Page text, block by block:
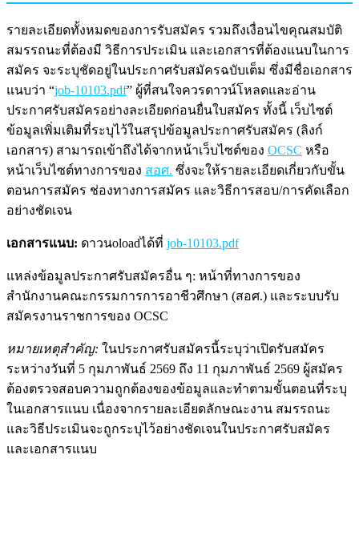
รายละเอียดทั้งหมดของการรับสมัคร รวมถึงเงื่อนไขคุณสมบัติ
สมรรถนะที่ต้องมี วิธีการประเมิน และเอกสารที่ต้องแนบในการ
สมัคร จะระบุชัดอยู่ในประกาศรับสมัครฉบับเต็ม ซึ่งมีชื่อเอกสาร
แนบว่า “job-10103.pdf” ผู้ที่สนใจควรดาวน์โหลดและอ่าน
ประกาศรับสมัครอย่างละเอียดก่อนยื่นใบสมัคร ทั้งนี้ เว็บไซต์
ข้อมูลเพิ่มเติมที่ระบุไว้ในสรุปข้อมูลประกาศรับสมัคร (ลิงก์
เอกสาร) สามารถเข้าถึงได้จากหน้าเว็บไซต์ของ OCSC หรือ
หน้าเว็บไซต์ทางการของ สอศ. ซึ่งจะให้รายละเอียดเกี่ยวกับขั้น
ตอนการสมัคร ช่องทางการสมัคร และวิธีการสอบ/การคัดเลือก
อย่างชัดเจน
เอกสารแนบ: ดาวนoloadได้ที่ job-10103.pdf
แหล่งข้อมูลประกาศรับสมัครอื่น ๆ: หน้าที่ทางการของ
สำนักงานคณะกรรมการการอาชีวศึกษา (สอศ.) และระบบรับ
สมัครงานราชการของ OCSC
หมายเหตุสำคัญ: ในประกาศรับสมัครนี้ระบุว่าเปิดรับสมัคร
ระหว่างวันที่ 5 กุมภาพันธ์ 2569 ถึง 11 กุมภาพันธ์ 2569 ผู้สมัคร
ต้องตรวจสอบความถูกต้องของข้อมูลและทำตามขั้นตอนที่ระบุ
ในเอกสารแนบ เนื่องจากรายละเอียดลักษณะงาน สมรรถนะ
และวิธีประเมินจะถูกระบุไว้อย่างชัดเจนในประกาศรับสมัคร
และเอกสารแนบ